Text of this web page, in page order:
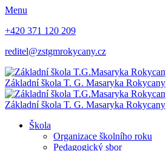
Menu
+420 371 120 209
reditel@zstgmrokycany.cz
Základní škola T. G. Masaryka Rokycany
Základní škola T. G. Masaryka Rokycany
Škola
Organizace školního roku
Pedagogický sbor